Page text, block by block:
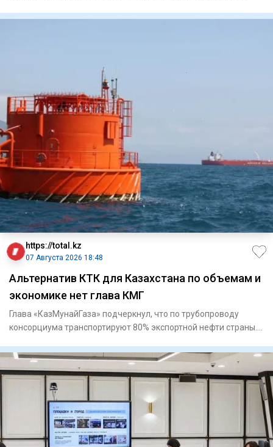
https://total.kz
07 Августа 2026 18:48
Альтернатив КТК для Казахстана по объемам и
экономике нет глава КМГ
Глава «КазМунайГаза» подчеркнул, что по трубопроводу
консорциума транспортируют 80% экспортной нефти страны.